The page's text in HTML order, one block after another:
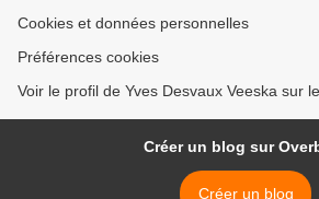
Cookies et données personnelles
Préférences cookies
Voir le profil de Yves Desvaux Veeska sur
Créer un blog sur
Créer un blog